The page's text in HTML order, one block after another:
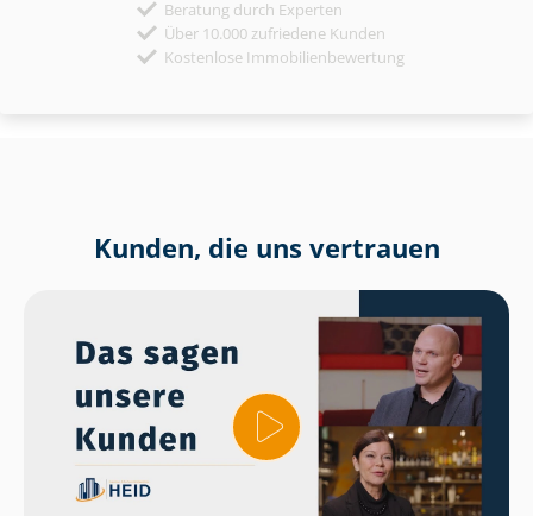
Beratung durch Experten
Über 10.000 zufriedene Kunden
Kostenlose Immobilienbewertung
Kunden, die uns vertrauen